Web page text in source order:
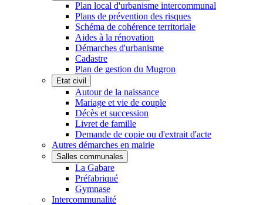
Plan local d'urbanisme intercommunal
Plans de prévention des risques
Schéma de cohérence territoriale
Aides à la rénovation
Démarches d'urbanisme
Cadastre
Plan de gestion du Mugron
Etat civil
Autour de la naissance
Mariage et vie de couple
Décès et succession
Livret de famille
Demande de copie ou d'extrait d'acte
Autres démarches en mairie
Salles communales
La Gabare
Préfabriqué
Gymnase
Intercommunalité